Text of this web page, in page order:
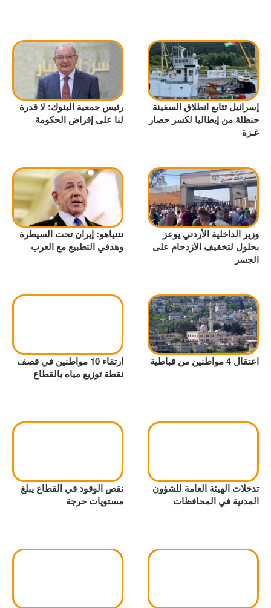
إسرائيل تتابع انطلاق السفينة
حنظلة من إيطاليا لكسر حصار
غـزة
رئيس جمعية البنوك: لا قدرة
لنا على إقراض الحكومة
وزير الداخلية الأردني يوعز
بحلول لتخفيف الازدحام على
الجسر
نتنياهو: إيران تحت السيطرة
وهدفي التطبيع مع العرب
اعتقال 4 مواطنين من قباطية
ارتقاء 10 مواطنين في قصف
نقطة توزيع مياه بالقطاع
تدخلات الهيئة العامة للشؤون
المدنية في المحافظات
نقص الوقود في القطاع يبلغ
مستويات حرجة